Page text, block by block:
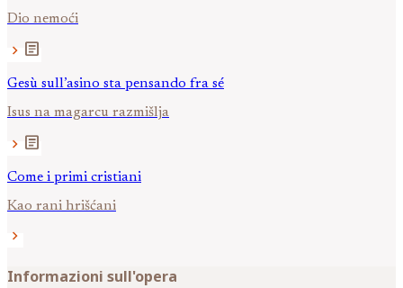
Dio nemoći
chevron_right article
Gesù sull’asino sta pensando fra sé
Isus na magarcu razmišlja
chevron_right article
Come i primi cristiani
Kao rani hrišćani
chevron_right
Informazioni sull'opera